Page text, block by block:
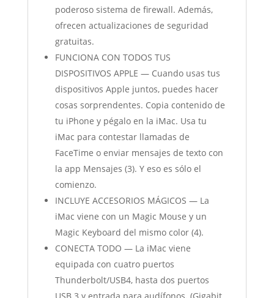
poderoso sistema de firewall. Además,
ofrecen actualizaciones de seguridad
gratuitas.
FUNCIONA CON TODOS TUS
DISPOSITIVOS APPLE — Cuando usas tus
dispositivos Apple juntos, puedes hacer
cosas sorprendentes. Copia contenido de
tu iPhone y pégalo en la iMac. Usa tu
iMac para contestar llamadas de
FaceTime o enviar mensajes de texto con
la app Mensajes (3). Y eso es sólo el
comienzo.
INCLUYE ACCESORIOS MÁGICOS — La
iMac viene con un Magic Mouse y un
Magic Keyboard del mismo color (4).
CONECTA TODO — La iMac viene
equipada con cuatro puertos
Thunderbolt/USB4, hasta dos puertos